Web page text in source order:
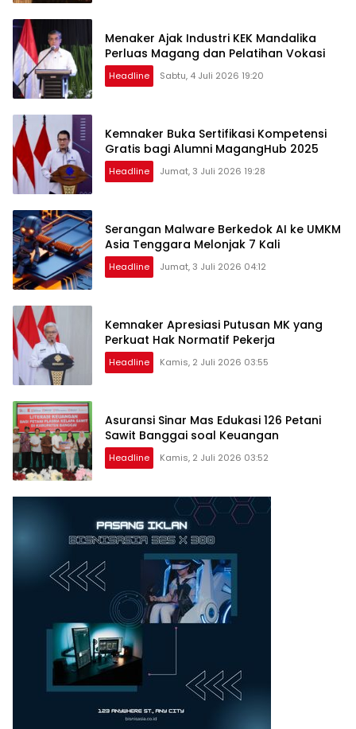
Menaker Ajak Industri KEK Mandalika
Perluas Magang dan Pelatihan Vokasi
Headline Sabtu, 4 Juli 2026 19:20
Kemnaker Buka Sertifikasi Kompetensi
Gratis bagi Alumni MagangHub 2025
Headline Jumat, 3 Juli 2026 19:28
Serangan Malware Berkedok AI ke UMKM
Asia Tenggara Melonjak 7 Kali
Headline Jumat, 3 Juli 2026 04:12
Kemnaker Apresiasi Putusan MK yang
Perkuat Hak Normatif Pekerja
Headline Kamis, 2 Juli 2026 03:55
Asuransi Sinar Mas Edukasi 126 Petani
Sawit Banggai soal Keuangan
Headline Kamis, 2 Juli 2026 03:52